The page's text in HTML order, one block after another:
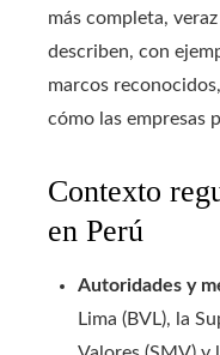
más completa,
describen, con
marcos
cómo las empresas
Contexto
en Perú
Autoridades y
Lima (BVL), la